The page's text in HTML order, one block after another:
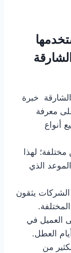
خبرة
معرفة
أنواع
لهذا
الذي
الشركات يثقون
إلى العميل في
العطل.
من